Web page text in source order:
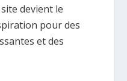
devient le
pour des
et des